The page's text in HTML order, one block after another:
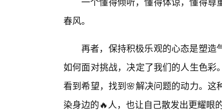
春风。
再者，保持积极乐观的心态是塑造
如何面对挑战，决定了我们的人生色
看到希望，找到🌸解决问题的动力。
染身边的🔥人，也让自己散发出更耀眼